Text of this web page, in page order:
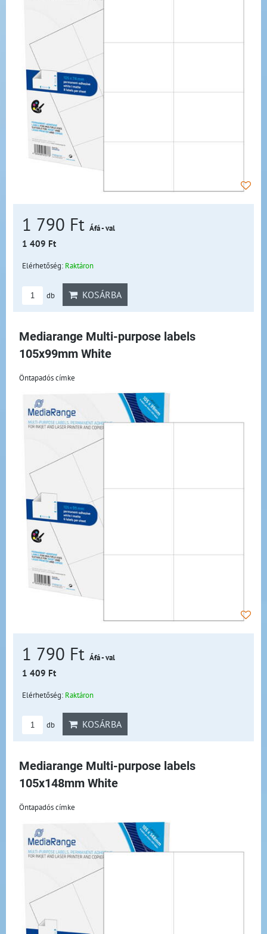
1 790 Ft Áfá - val
1 409 Ft
Elérhetőség: Raktáron
db KOSÁRBA
Mediarange Multi-purpose labels
105x99mm White
Öntapadós címke
1 790 Ft Áfá - val
1 409 Ft
Elérhetőség: Raktáron
db KOSÁRBA
Mediarange Multi-purpose labels
105x148mm White
Öntapadós címke